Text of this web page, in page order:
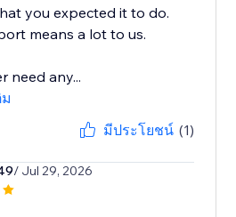
you expected it to do.
means a lot to us.
need any...
มีประโยชน์ (1)
/ Jul 29, 2026